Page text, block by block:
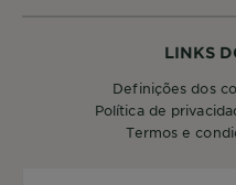
LINKS
definições dos
política de
termos e